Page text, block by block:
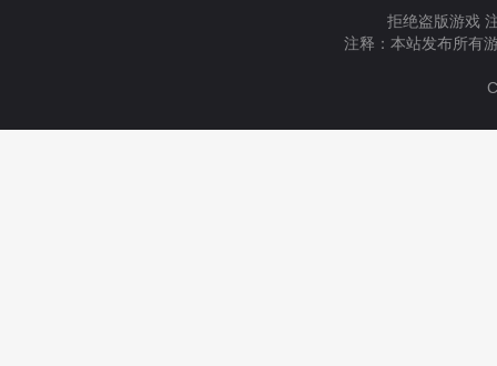
拒绝盗版游戏
注释：本站发布所有